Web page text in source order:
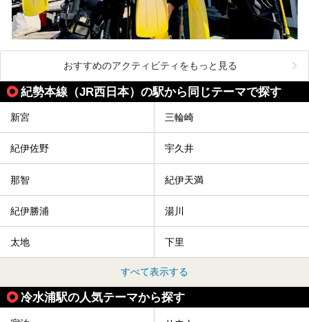
おすすめのアクティビティをもっと見る
紀勢本線（JR西日本）の駅から同じテーマで探す
新宮 三輪崎
紀伊佐野 宇久井
那智 紀伊天満
紀伊勝浦 湯川
太地 下里
すべて表示する
冷水浦駅の人気テーマから探す